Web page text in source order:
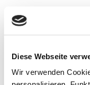
Diese Webseite
Wir verwenden